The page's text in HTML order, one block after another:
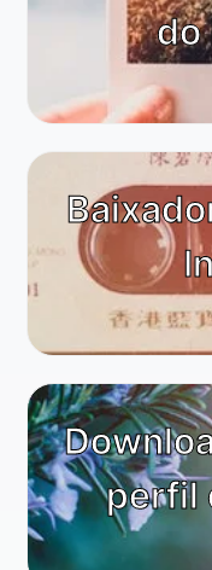
do
perfil